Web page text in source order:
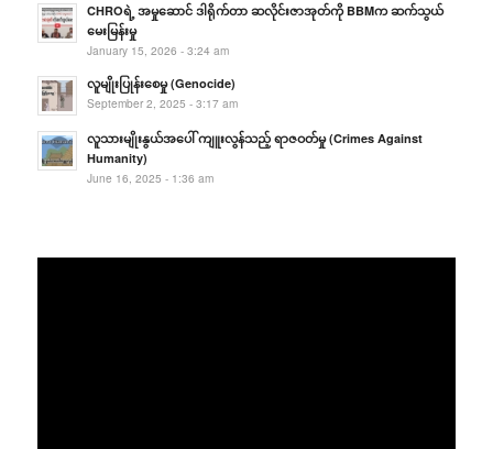
CHROရဲ့ အမှုဆောင် ဒါရိုက်တာ ဆလိုင်းဇာအုတ်ကို BBMက ဆက်သွယ်
မေးမြန်းမှု
January 15, 2026 - 3:24 am
လူမျိုးပြုန်းစေမှု (Genocide)
September 2, 2025 - 3:17 am
လူသားမျိုးနွယ်အပေါ် ကျူးလွန်သည့် ရာဇဝတ်မှု (Crimes Against
Humanity)
June 16, 2025 - 1:36 am